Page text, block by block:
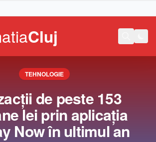
TEHNOLOGIE
de peste 153
lei prin aplicația
Now în ultimul an